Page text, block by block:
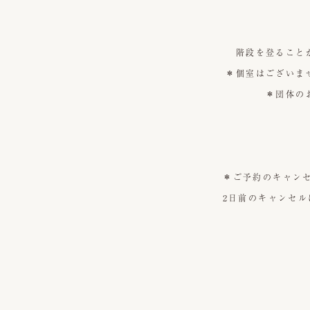
階段を登ること
＊個室はございま
＊団体の
＊ご予約のキャン
2日前のキャンセ